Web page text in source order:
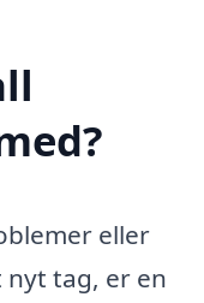
eller
tag, er en